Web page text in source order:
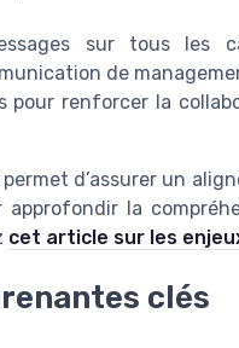
sur tous les
de
pour renforcer la
d’assurer un
la
cet article sur les
clés